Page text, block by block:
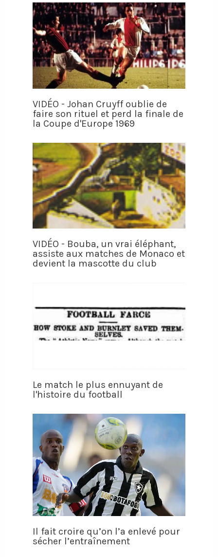
VIDÉO - Johan Cruyff oublie de
faire son rituel et perd la finale de
la Coupe d'Europe 1969
VIDÉO - Bouba, un vrai éléphant,
assiste aux matches de Monaco et
devient la mascotte du club
Le match le plus ennuyant de
l'histoire du football
Il fait croire qu’on l’a enlevé pour
sécher l’entraînement